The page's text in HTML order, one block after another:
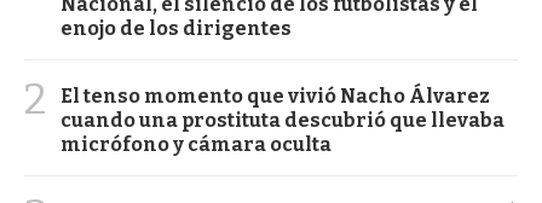
enojo de los dirigentes
2
El tenso momento que vivió Nacho Álvarez
cuando una prostituta descubrió que llevaba
micrófono y cámara oculta